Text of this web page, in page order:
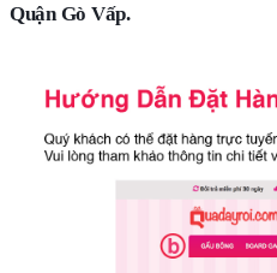
Quận Gò Vấp.